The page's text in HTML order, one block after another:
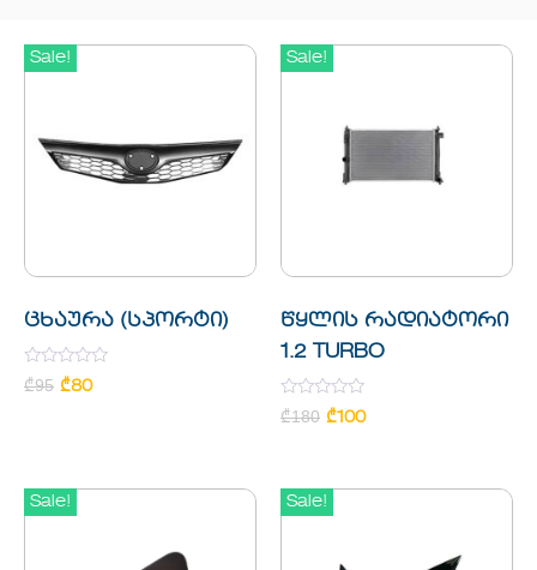
Sale!
ცხაურა (სპორტი)
Rated
0
₾95 ₾80
Sale!
წყლის რადიატორი
1.2 TURBO
Rated
0
₾180 ₾100
Sale! Sale!